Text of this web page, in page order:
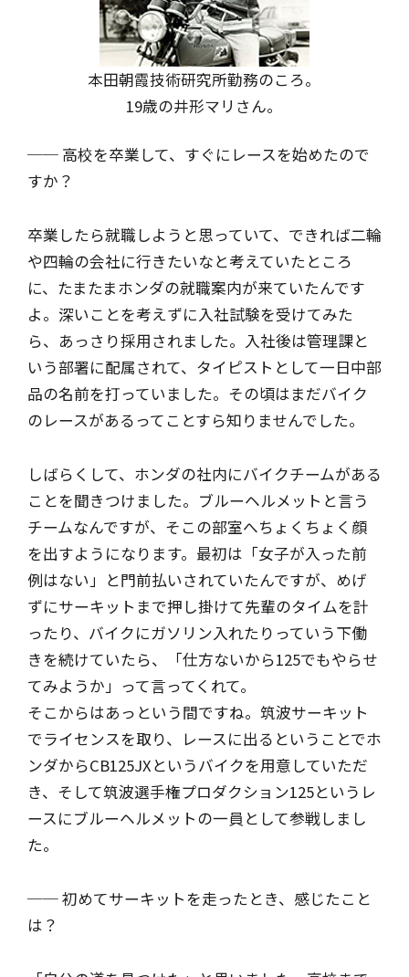
本田朝霞技術研究所勤務のころ。
19歳の井形マリさん。
── 高校を卒業して、すぐにレースを始めたので
すか？
卒業したら就職しようと思っていて、できれば二輪
や四輪の会社に行きたいなと考えていたところ
に、たまたまホンダの就職案内が来ていたんです
よ。深いことを考えずに入社試験を受けてみた
ら、あっさり採用されました。入社後は管理課と
いう部署に配属されて、タイピストとして一日中部
品の名前を打っていました。その頃はまだバイク
のレースがあるってことすら知りませんでした。
しばらくして、ホンダの社内にバイクチームがある
ことを聞きつけました。ブルーヘルメットと言う
チームなんですが、そこの部室へちょくちょく顔
を出すようになります。最初は「女子が入った前
例はない」と門前払いされていたんですが、めげ
ずにサーキットまで押し掛けて先輩のタイムを計
ったり、バイクにガソリン入れたりっていう下働
きを続けていたら、「仕方ないから125でもやらせ
てみようか」って言ってくれて。
そこからはあっという間ですね。筑波サーキット
でライセンスを取り、レースに出るということでホ
ンダからCB125JXというバイクを用意していただ
き、そして筑波選手権プロダクション125というレ
ースにブルーヘルメットの一員として参戦しまし
た。
── 初めてサーキットを走ったとき、感じたこと
は？